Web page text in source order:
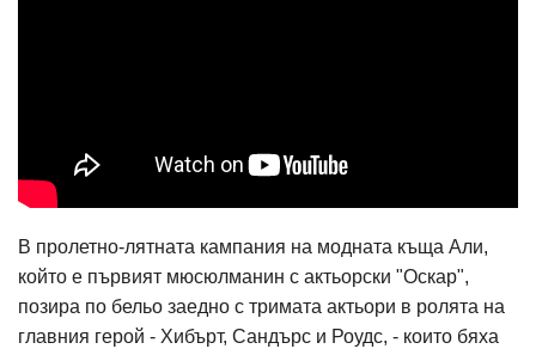
В пролетно-лятната кампания на модната къща Али,
който е първият мюсюлманин с актьорски "Оскар",
позира по бельо заедно с тримата актьори в ролята на
главния герой - Хибърт, Сандърс и Роудс, - които бяха